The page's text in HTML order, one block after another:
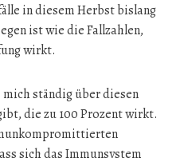
in diesem Herbst bislang
ist wie die Fallzahlen,
wirkt.
mich ständig über diesen
die zu 100 Prozent wirkt.
sich das Immunsystem